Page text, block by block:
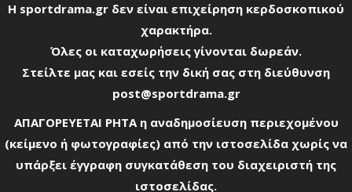
Η sportdrama.gr δεν είναι επιχείρηση κερδοσκοπικού
χαρακτήρα.
Όλες οι καταχωρήσεις γίνονται δωρεάν.
Στείλτε μας και εσείς την δική σας στη διεύθυνση
post@sportdrama.gr
ΑΠΑΓΟΡΕΥΕΤΑΙ ΡΗΤΑ η αναδημοσίευση περιεχομένου
(κείμενο ή φωτογραφίες) από την ιστοσελίδα χωρίς να
υπάρξει έγγραφη συγκατάθεση του διαχειριστή της
ιστοσελίδας.